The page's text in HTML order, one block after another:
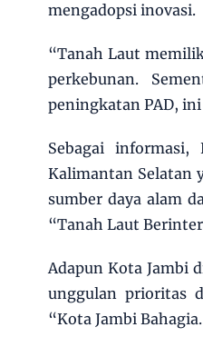
mengadopsi inovasi.
“Tanah Laut
perkebunan.
peningkatan PAD,
Sebagai
Kalimantan Selatan
sumber daya alam
“Tanah Laut
Adapun Kota Jambi
unggulan prioritas
“Kota Jambi